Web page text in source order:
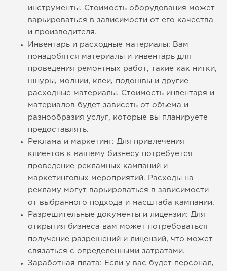
инструменты. Стоимость оборудования может
варьироваться в зависимости от его качества
и производителя.
Инвентарь и расходные материалы: Вам
понадобятся материалы и инвентарь для
проведения ремонтных работ, такие как нитки,
шнуры, молнии, клеи, подошвы и другие
расходные материалы. Стоимость инвентаря и
материалов будет зависеть от объема и
разнообразия услуг, которые вы планируете
предоставлять.
Реклама и маркетинг: Для привлечения
клиентов к вашему бизнесу потребуется
проведение рекламных кампаний и
маркетинговых мероприятий. Расходы на
рекламу могут варьироваться в зависимости
от выбранного подхода и масштаба кампании.
Разрешительные документы и лицензии: Для
открытия бизнеса вам может потребоваться
получение разрешений и лицензий, что может
связаться с определенными затратами.
Заработная плата: Если у вас будет персонал,